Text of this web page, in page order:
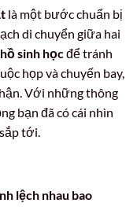
là một bước chuẩn bị
di chuyển giữa hai
sinh họcđể tránh
họp và chuyến bay,
Với những thông
bạn đã có cái nhìn
tới.
lệch nhau bao